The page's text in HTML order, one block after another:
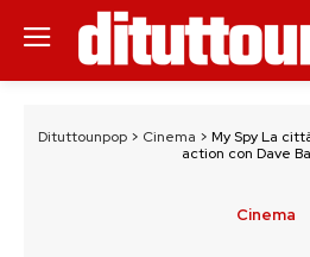
Dituttounpop > Cinema > My Spy La
action con Dave
Cinema